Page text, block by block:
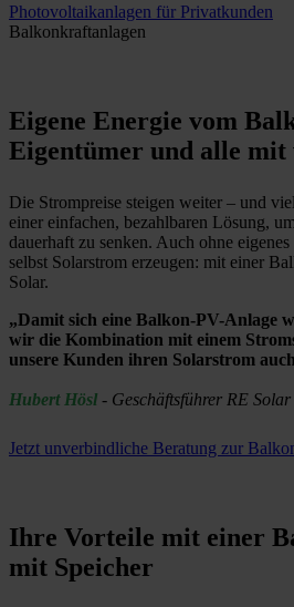
Photovoltaikanlagen für Privatkunden
Balkonkraftanlagen
Eigene Energie vom
Eigentümer und alle mit
Die Strompreise steigen weiter – und
einer einfachen, bezahlbaren Lösung,
dauerhaft zu senken. Auch ohne
selbst Solarstrom erzeugen: mit einer
Solar.
„Damit sich eine Balkon-PV-Anlage
wir die Kombination mit einem
unsere Kunden ihren Solarstrom
Hubert Hösl - Geschäftsführer RE
Jetzt unverbindliche Beratung zur
Ihre Vorteile mit einer
mit Speicher